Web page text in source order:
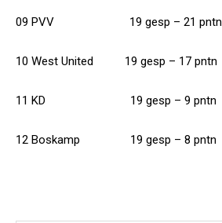
09 PVV 19 gesp – 21 pntn
10 West United 19 gesp – 17 pntn
11 KD 19 gesp – 9 pntn
12 Boskamp 19 gesp – 8 pntn